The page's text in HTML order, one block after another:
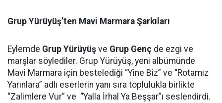
Grup Yürüyüş’ten Mavi Marmara Şarkıları
Eylemde Grup Yürüyüş ve Grup Genç de ezgi ve
marşlar söylediler. Grup Yürüyüş, yeni albümünde
Mavi Marmara için bestelediği “Yine Biz” ve “Rotamız
Yarınlara” adlı eserlerin yanı sıra toplulukla birlikte
“Zalimlere Vur” ve “Yalla İrhal Ya Beşşar”ı seslendirdi.